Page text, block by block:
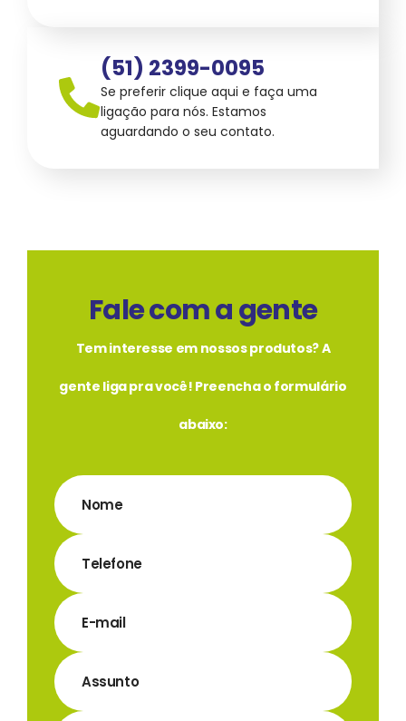
(51) 2399-0095
Se preferir clique aqui e faça uma
ligação para nós. Estamos
aguardando o seu contato.
Fale com a gente
Tem interesse em nossos produtos? A
gente liga pra você! Preencha o formulário
abaixo: